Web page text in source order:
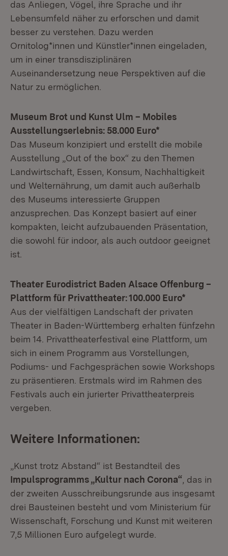
das Anliegen, Vögel, ihre Sprache und ihr
Lebensumfeld näher zu erforschen und damit
besser zu verstehen. Dazu werden
Ornitolog*innen und Künstler*innen eingeladen,
um in einer transdisziplinären
Auseinandersetzung neue Perspektiven auf die
Natur zu ermöglichen.
Museum Brot und Kunst Ulm – Mobiles
Ausstellungserlebnis: 58.000 Euro*
Das Museum konzipiert und erstellt die mobile
Ausstellung „Out of the box“ zu den Themen
Landwirtschaft, Essen, Konsum, Nachhaltigkeit
und Welternährung, um damit auch außerhalb
des Museums interessierte Gruppen
anzusprechen. Das Konzept basiert auf einer
kompakten, leicht aufzubauenden Präsentation,
die sowohl für indoor, als auch outdoor geeignet
ist.
Theater Eurodistrict Baden Alsace Offenburg –
Plattform für Privattheater: 100.000 Euro*
Aus der vielfältigen Landschaft der privaten
Theater in Baden-Württemberg erhalten fünfzehn
beim 14. Privattheaterfestival eine Plattform, um
sich in einem Programm aus Vorstellungen,
Podiums- und Fachgesprächen sowie Workshops
zu präsentieren. Erstmals wird im Rahmen des
Festivals auch ein jurierter Privattheaterpreis
vergeben.
Weitere Informationen:
„Kunst trotz Abstand“ ist Bestandteil des
Impulsprogramms „Kultur nach Corona“ , das in
der zweiten Ausschreibungsrunde aus insgesamt
drei Bausteinen besteht und vom Ministerium für
Wissenschaft, Forschung und Kunst mit weiteren
7,5 Millionen Euro aufgelegt wurde.